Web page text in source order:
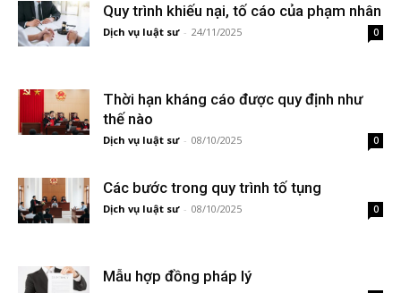
Quy trình khiếu nại, tố cáo của phạm nhân
Dịch vụ luật sư - 24/11/2025 0
Thời hạn kháng cáo được quy định như
thế nào
Dịch vụ luật sư - 08/10/2025 0
Các bước trong quy trình tố tụng
Dịch vụ luật sư - 08/10/2025 0
Mẫu hợp đồng pháp lý